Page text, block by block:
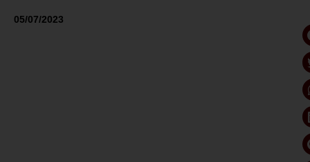
05/07/2023